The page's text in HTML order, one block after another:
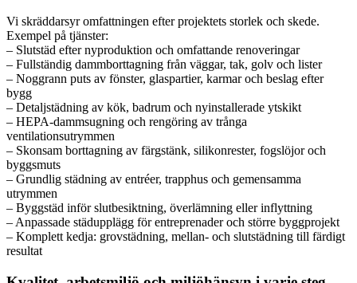
Vi skräddarsyr omfattningen efter projektets storlek och skede.
Exempel på tjänster:
– Slutstäd efter nyproduktion och omfattande renoveringar
– Fullständig dammborttagning från väggar, tak, golv och lister
– Noggrann puts av fönster, glaspartier, karmar och beslag efter
bygg
– Detaljstädning av kök, badrum och nyinstallerade ytskikt
– HEPA-dammsugning och rengöring av trånga
ventilationsutrymmen
– Skonsam borttagning av färgstänk, silikonrester, fogslöjor och
byggsmuts
– Grundlig städning av entréer, trapphus och gemensamma
utrymmen
– Byggstäd inför slutbesiktning, överlämning eller inflyttning
– Anpassade städupplägg för entreprenader och större byggprojekt
– Komplett kedja: grovstädning, mellan- och slutstädning till färdigt
resultat